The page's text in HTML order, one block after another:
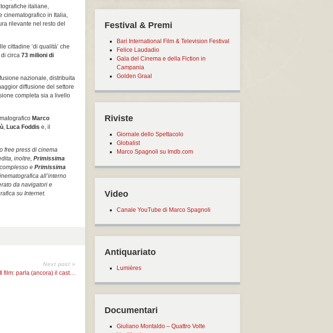
italiane,
cinematografico in Italia,
rilevante nel resto del
cittadine ‘di qualità’ che
circa 73 milioni di
nazionale, distribuita
diffusione del settore
completa sia a livello
Marco
, Luca Foddis e, il
free press di cinema
inoltre, Primissima
e Primissima
all’interno
da navigatori e
su Internet.
Next post »
film: parla (ancora) il cast…
Festival & Premi
Bari International Film & Television Festival
Felice Laudadio
Gala del Cinema e della Fiction in
Campania
Golden Graal
Riviste
Giornale dello Spettacolo
Globalist
Marco Spagnoli su Imdb.com
Video
Canale YouTube di Marco Spagnoli
Antiquariato
Lumières
Documentari
Giuliano Montaldo – Quattro Volte